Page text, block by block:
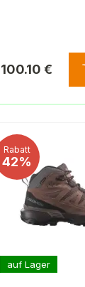
100.10 €
Rabatt
42%
auf Lager